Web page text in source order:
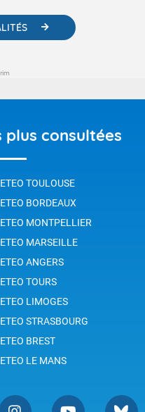
plus consultées
TOULOUSE
BORDEAUX
MONTPELLIER
MARSEILLE
ANGERS
TOURS
LIMOGES
STRASBOURG
BREST
LE MANS